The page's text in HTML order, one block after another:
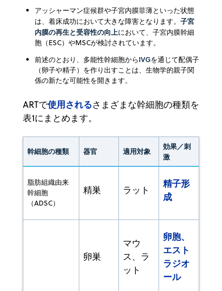
アッシャーマン症候群や子宮内膜菲薄といった状態
は、着床成功において大きな障害となります。 子宮
内膜の再生と受容性の向上において、子宮内膜幹細
胞（ESC）やMSCが検討されています。
前述のとおり、多能性幹細胞からIVGを通じて配偶子
（卵子や精子）を作り出すことは、生物学的親子関
係の新たな可能性を開きます。
ARTで使用されるさまざまな幹細胞の種類を
表1にまとめます。
幹細胞の種類 器官 適用対象
効果／刺
激
脂肪組織由来
幹細胞
（ADSC）
精巣 ラット
精子形
成
卵巣
マウ
ス、ラ
ット
卵胞、
エスト
ラジオ
ール